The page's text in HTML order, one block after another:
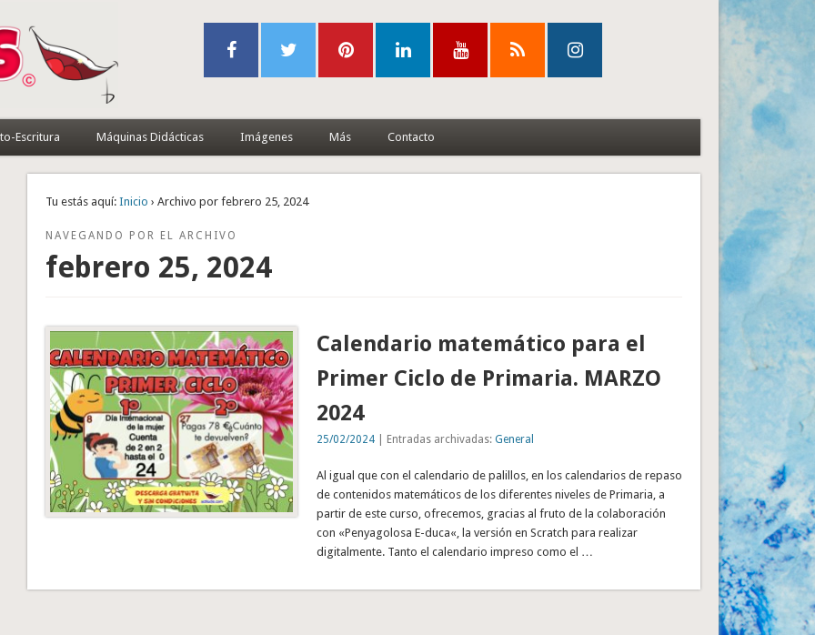
Escritura Máquinas Didácticas Imágenes Más Contacto
Tu estás aquí: Inicio › Archivo por febrero 25, 2024
NAVEGANDO POR EL ARCHIVO
febrero 25, 2024
Calendario matemático para el
Primer Ciclo de Primaria. MARZO
2024
25/02/2024| Entradas archivadas: General
Al igual que con el calendario de palillos, en los calendarios de repaso
de contenidos matemáticos de los diferentes niveles de Primaria, a
partir de este curso, ofrecemos, gracias al fruto de la colaboración
con «Penyagolosa E-duca«, la versión en Scratch para realizar
digitalmente. Tanto el calendario impreso como el …